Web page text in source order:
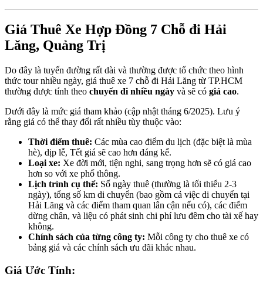
Giá Thuê Xe Hợp Đồng 7 Chỗ đi Hải
Lăng, Quảng Trị
Do đây là tuyến đường rất dài và thường được tổ chức theo hình
thức tour nhiều ngày, giá thuê xe 7 chỗ đi Hải Lăng từ TP.HCM
thường được tính theo chuyến đi nhiều ngày và sẽ có giá cao.
Dưới đây là mức giá tham khảo (cập nhật tháng 6/2025). Lưu ý
rằng giá có thể thay đổi rất nhiều tùy thuộc vào:
Thời điểm thuê: Các mùa cao điểm du lịch (đặc biệt là mùa
hè), dịp lễ, Tết giá sẽ cao hơn đáng kể.
Loại xe: Xe đời mới, tiện nghi, sang trọng hơn sẽ có giá cao
hơn so với xe phổ thông.
Lịch trình cụ thể: Số ngày thuê (thường là tối thiểu 2-3
ngày), tổng số km di chuyển (bao gồm cả việc di chuyển tại
Hải Lăng và các điểm tham quan lân cận nếu có), các điểm
dừng chân, và liệu có phát sinh chi phí lưu đêm cho tài xế hay
không.
Chính sách của từng công ty: Mỗi công ty cho thuê xe có
bảng giá và các chính sách ưu đãi khác nhau.
Giá Ước Tính: